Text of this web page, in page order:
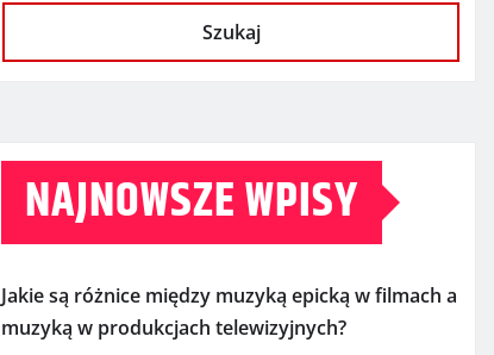
Szukaj
NAJNOWSZE WPISY
Jakie są różnice między muzyką epicką w filmach a
muzyką w produkcjach telewizyjnych?